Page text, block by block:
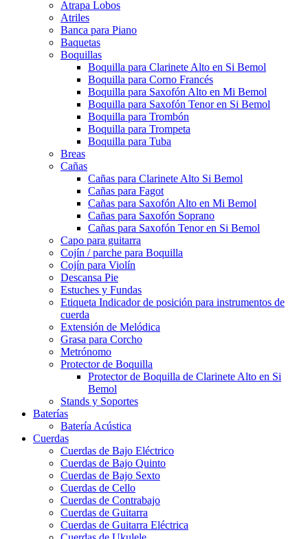
Atrapa Lobos
Atriles
Banca para Piano
Baquetas
Boquillas
Boquilla para Clarinete Alto en Si Bemol
Boquilla para Corno Francés
Boquilla para Saxofón Alto en Mi Bemol
Boquilla para Saxofón Tenor en Si Bemol
Boquilla para Trombón
Boquilla para Trompeta
Boquilla para Tuba
Breas
Cañas
Cañas para Clarinete Alto Si Bemol
Cañas para Fagot
Cañas para Saxofón Alto en Mi Bemol
Cañas para Saxofón Soprano
Cañas para Saxofón Tenor en Si Bemol
Capo para guitarra
Cojín / parche para Boquilla
Cojín para Violín
Descansa Pie
Estuches y Fundas
Etiqueta Indicador de posición para instrumentos de
cuerda
Extensión de Melódica
Grasa para Corcho
Metrónomo
Protector de Boquilla
Protector de Boquilla de Clarinete Alto en Si
Bemol
Stands y Soportes
Baterías
Batería Acústica
Cuerdas
Cuerdas de Bajo Eléctrico
Cuerdas de Bajo Quinto
Cuerdas de Bajo Sexto
Cuerdas de Cello
Cuerdas de Contrabajo
Cuerdas de Guitarra
Cuerdas de Guitarra Eléctrica